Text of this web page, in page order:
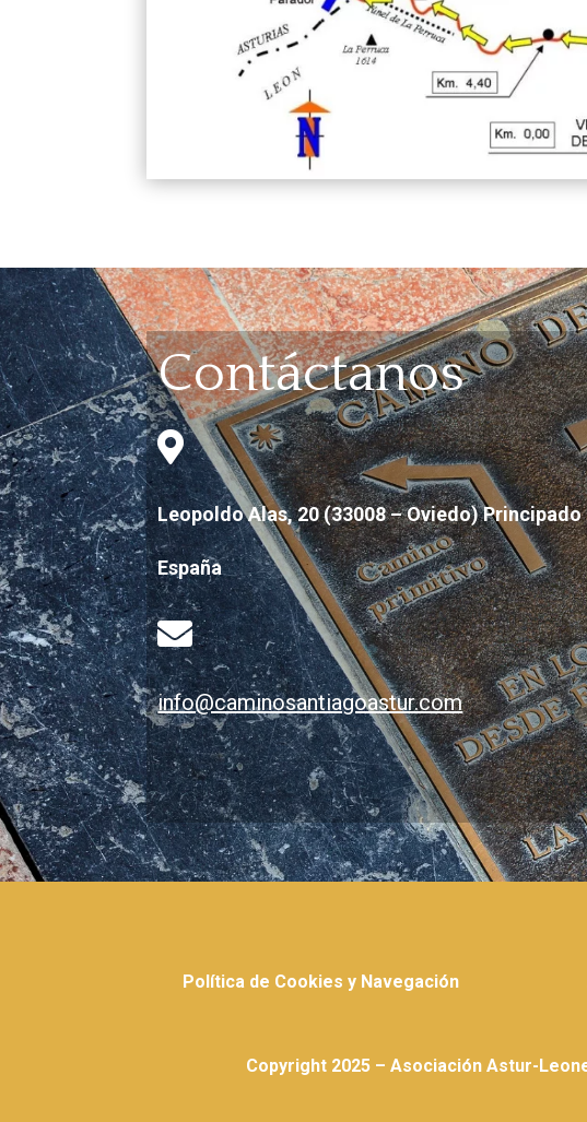
Contáctanos

Leopoldo Alas, 20 (33008 – Oviedo)
España

info@caminosantiagoastur.com
Política de Cookies y Navegación
Copyright 2025 – Asociación Astur-